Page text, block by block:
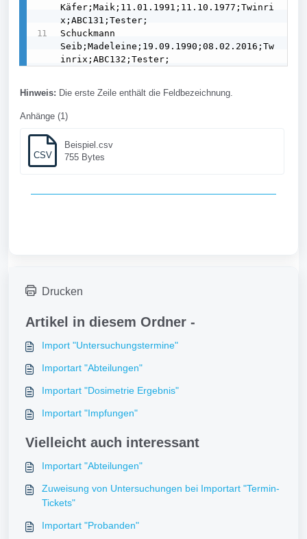
Käfer;Maik;11.01.1991;11.10.1977;Twinri
x;ABC131;Tester;
Schuckmann
Seib;Madeleine;19.09.1990;08.02.2016;Tw
inrix;ABC132;Tester;
Hinweis: Die erste Zeile enthält die Feldbezeichnung.
Anhänge (1)
CSV
Beispiel.csv
755 Bytes
Drucken
Artikel in diesem Ordner -
Import "Untersuchungstermine"
Importart "Abteilungen"
Importart "Dosimetrie Ergebnis"
Importart "Impfungen"
Vielleicht auch interessant
Importart "Abteilungen"
Zuweisung von Untersuchungen bei Importart "Termin-
Tickets"
Importart "Probanden"